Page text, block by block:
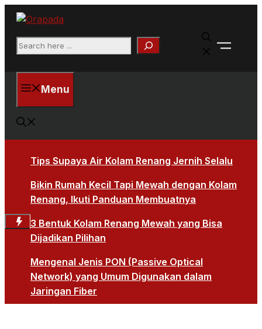
Langsung
Search
X
Menu
Tips Supaya Air Kolam Renang Jernih Selalu
Bikin Rumah Kecil Tapi Mewah dengan Kolam
Renang, Ikuti Panduan Membuatnya
3 Bentuk Kolam Renang Mewah yang Bisa
Dijadikan Pilihan
Mengenal Jenis PON (Passive Optical
Network) yang Umum Digunakan dalam
Jaringan Fiber